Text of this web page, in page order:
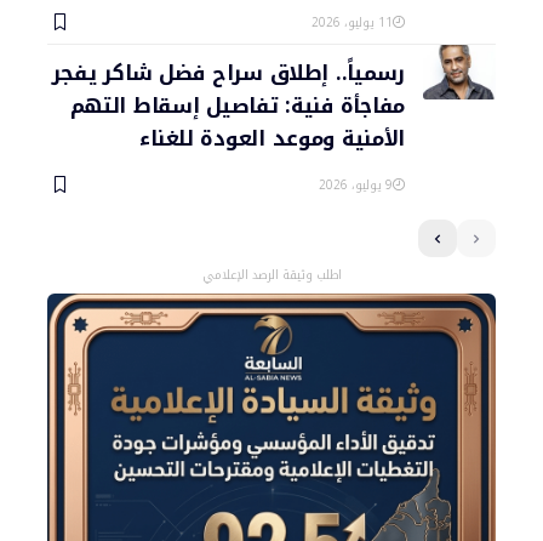
11 يوليو، 2026
رسمياً.. إطلاق سراح فضل شاكر يفجر
مفاجأة فنية: تفاصيل إسقاط التهم
الأمنية وموعد العودة للغناء
9 يوليو، 2026
اطلب وثيقة الرصد الإعلامي